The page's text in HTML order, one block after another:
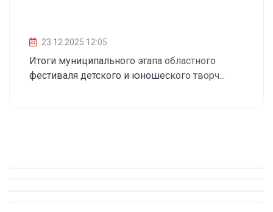
23.12.2025 12:05
Итоги муниципального этапа областного
фестиваля детского и юношеского творч...